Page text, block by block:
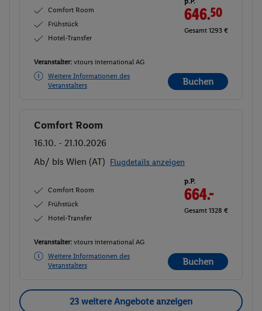
Comfort Room
Frühstück
Hotel-Transfer
646.50
Gesamt 1293 €
Veranstalter: vtours international AG
Weitere Informationen des
Veranstalters
Buchen
Buchen
Comfort Room
16.10. - 21.10.2026
Ab/ bis Wien (AT) Flugdetails anzeigen
Comfort Room
Frühstück
Hotel-Transfer
p.P.
664.-
Gesamt 1328 €
Veranstalter: vtours international AG
Weitere Informationen des
Veranstalters
Buchen
23 weitere Angebote anzeigen